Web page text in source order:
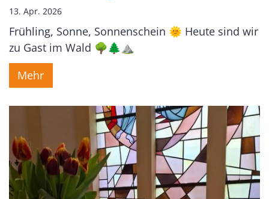
13. Apr. 2026
Frühling, Sonne, Sonnenschein 🌞 Heute sind wir
zu Gast im Wald 🌳🌲⛰️
Mehr